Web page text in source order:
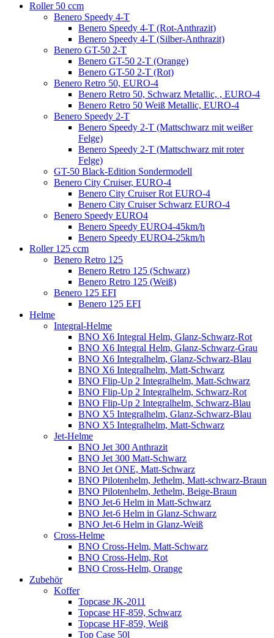
Roller 50 ccm
Benero Speedy 4-T
Benero Speedy 4-T (Rot-Anthrazit)
Benero Speedy 4-T (Silber-Anthrazit)
Benero GT-50 2-T
Benero GT-50 2-T (Orange)
Benero GT-50 2-T (Rot)
Benero Retro 50, EURO-4
Benero Retro 50, Schwarz Metallic, , EURO-4
Benero Retro 50 Weiß Metallic, EURO-4
Benero Speedy 2-T
Benero Speedy 2-T (Mattschwarz mit weißer
Felge)
Benero Speedy 2-T (Mattschwarz mit roter
Felge)
GT-50 Black-Edition Sondermodell
Benero City Cruiser, EURO-4
Benero City Cruiser Rot EURO-4
Benero City Cruiser Schwarz EURO-4
Benero Speedy EURO4
Benero Speedy EURO4-45km/h
Benero Speedy EURO4-25km/h
Roller 125 ccm
Benero Retro 125
Benero Retro 125 (Schwarz)
Benero Retro 125 (Weiß)
Benero 125 EFI
Benero 125 EFI
Helme
Integral-Helme
BNO X6 Integral Helm, Glanz-Schwarz-Rot
BNO X6 Integral Helm, Glanz-Schwarz-Grau
BNO X6 Integralhelm, Glanz-Schwarz-Blau
BNO X6 Integralhelm, Matt-Schwarz
BNO Flip-Up 2 Integralhelm, Matt-Schwarz
BNO Flip-Up 2 Integralhelm, Schwarz-Rot
BNO Flip-Up 2 Integralhelm, Schwarz-Blau
BNO X5 Integralhelm, Glanz-Schwarz-Blau
BNO X5 Integralhelm, Matt-Schwarz
Jet-Helme
BNO Jet 300 Anthrazit
BNO Jet 300 Matt-Schwarz
BNO Jet ONE, Matt-Schwarz
BNO Pilotenhelm, Jethelm, Matt-schwarz-Braun
BNO Pilotenhelm, Jethelm, Beige-Braun
BNO Jet-6 Helm in Matt-Schwarz
BNO Jet-6 Helm in Glanz-Schwarz
BNO Jet-6 Helm in Glanz-Weiß
Cross-Helme
BNO Cross-Helm, Matt-Schwarz
BNO Cross-Helm, Rot
BNO Cross-Helm, Orange
Zubehör
Koffer
Topcase JK-2011
Topcase HF-859, Schwarz
Topcase HF-859, Weiß
Top Case 50l